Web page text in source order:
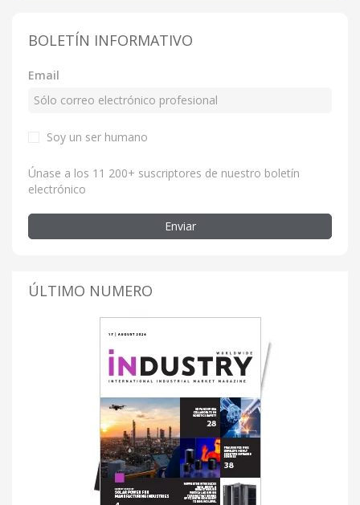
BOLETÍN INFORMATIVO
Email
Soy un ser humano
Únase a los 11 200+ suscriptores de nuestro boletín
electrónico
Enviar
ÚLTIMO NUMERO